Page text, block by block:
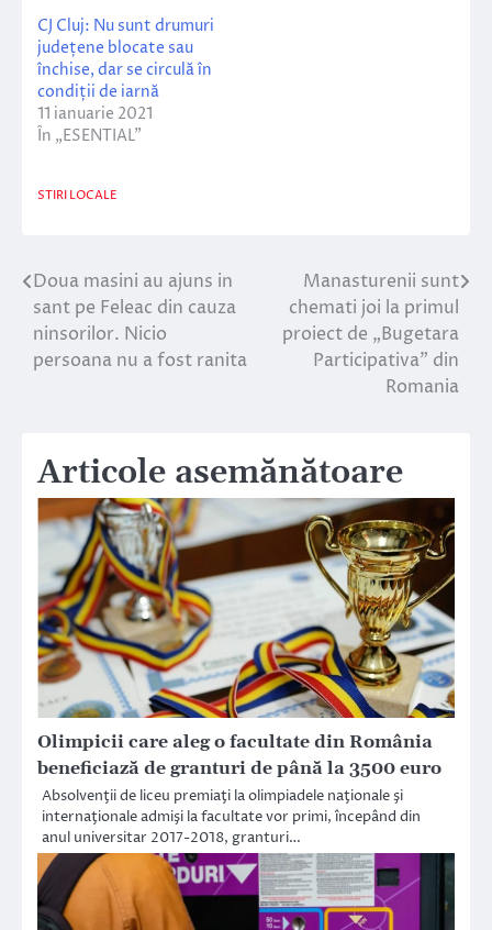
CJ Cluj: Nu sunt drumuri
județene blocate sau
închise, dar se circulă în
condiții de iarnă
11 ianuarie 2021
În „ESENTIAL”
STIRI LOCALE
Navigare
în
articole
Doua masini au ajuns in
sant pe Feleac din cauza
ninsorilor. Nicio
persoana nu a fost ranita
Manasturenii sunt
chemati joi la primul
proiect de „Bugetara
Participativa” din
Romania
Articole asemănătoare
Olimpicii care aleg o facultate din România
beneficiază de granturi de până la 3500 euro
Absolvenţii de liceu premiaţi la olimpiadele naţionale şi
internaţionale admişi la facultate vor primi, începând din
anul universitar 2017-2018, granturi…